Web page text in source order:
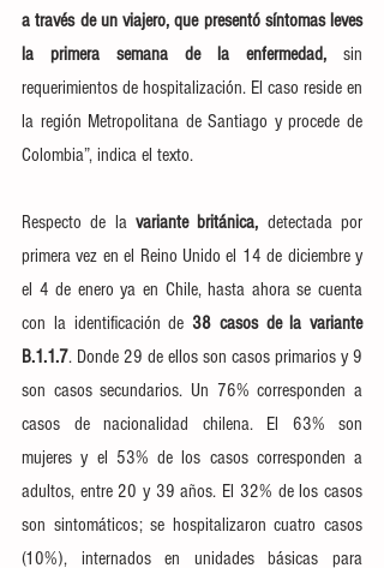
a través de un viajero, que presentó síntomas leves
la primera semana de la enfermedad, sin
requerimientos de hospitalización. El caso reside en
la región Metropolitana de Santiago y procede de
Colombia”, indica el texto.
Respecto de la variante británica, detectada por
primera vez en el Reino Unido el 14 de diciembre y
el 4 de enero ya en Chile, hasta ahora se cuenta
con la identificación de 38 casos de la variante
B.1.1.7. Donde 29 de ellos son casos primarios y 9
son casos secundarios. Un 76% corresponden a
casos de nacionalidad chilena. El 63% son
mujeres y el 53% de los casos corresponden a
adultos, entre 20 y 39 años. El 32% de los casos
son sintomáticos; se hospitalizaron cuatro casos
(10%), internados en unidades básicas para